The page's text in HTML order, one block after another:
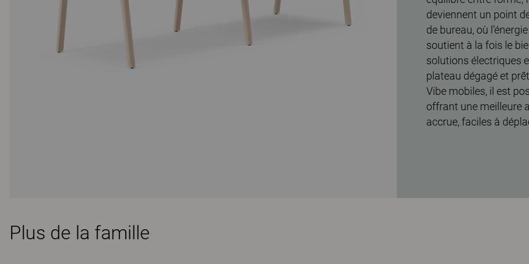
deviennent un point
de bureau, où
soutient à la fois le
solutions électriques
plateau dégagé et
Vibe mobiles, il est
offrant une meilleure
accrue, faciles à
Plus de la famille